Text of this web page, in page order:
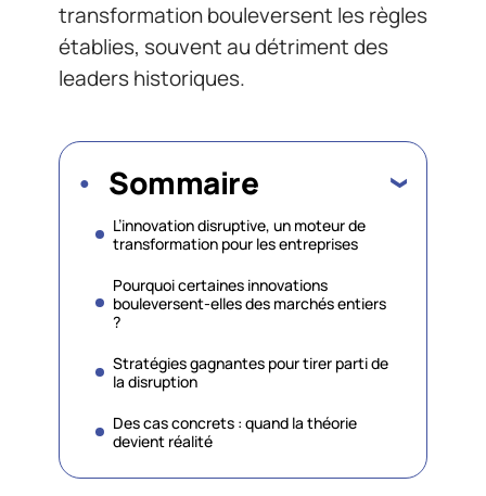
transformation bouleversent les règles
établies, souvent au détriment des
leaders historiques.
Sommaire
L’innovation disruptive, un moteur de
transformation pour les entreprises
Pourquoi certaines innovations
bouleversent-elles des marchés entiers
?
Stratégies gagnantes pour tirer parti de
la disruption
Des cas concrets : quand la théorie
devient réalité